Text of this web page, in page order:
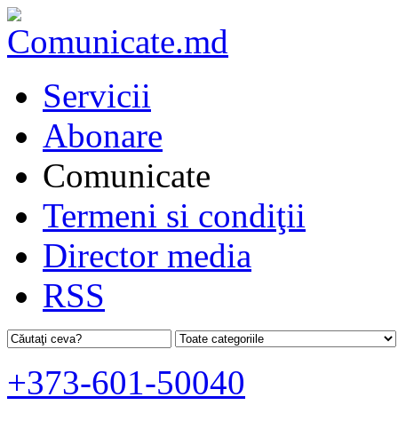
Servicii
Abonare
Comunicate
Termeni si condiţii
Director media
RSS
+373-601-50040